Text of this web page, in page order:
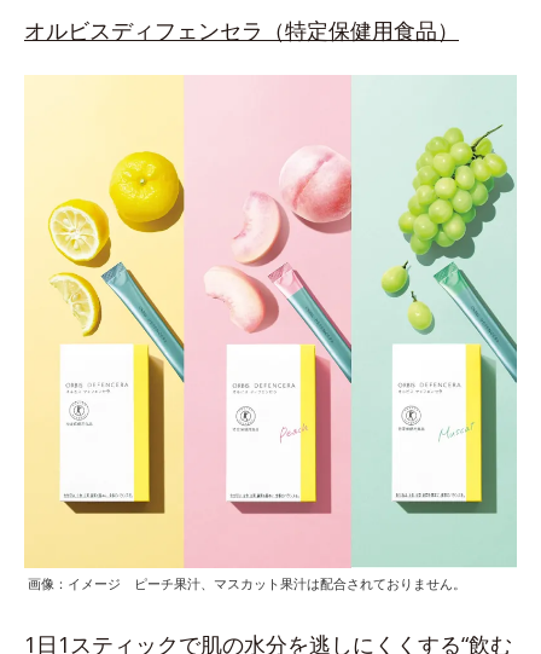
オルビスディフェンセラ（特定保健用食品）
画像：イメージ ピーチ果汁、マスカット果汁は配合されておりません。
1日1スティックで肌の水分を逃しにくくする“飲む